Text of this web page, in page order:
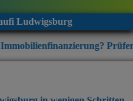
Ludwigsburg
Prüfen Sie jetzt die